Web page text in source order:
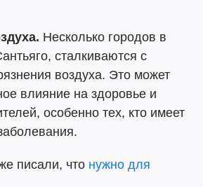
Несколько городов в
сталкиваются с
воздуха. Это может
влияние на здоровье и
особенно тех, кто имеет
писали, что нужно для